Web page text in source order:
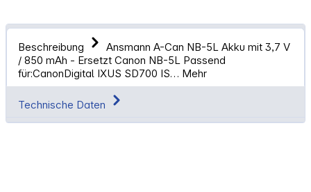
Beschreibung
Ansmann A-Can NB-5L Akku mit 3,7 V
/ 850 mAh - Ersetzt Canon NB-5L Passend
für:CanonDigital IXUS SD700 IS… Mehr
Technische Daten